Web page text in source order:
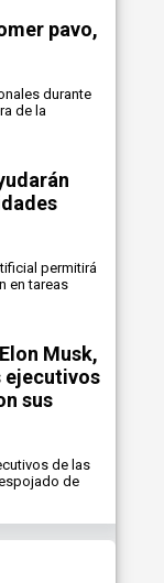
pavo,
durante
de la
permitirá
en tareas
Musk,
ejecutivos
sus
de las
de